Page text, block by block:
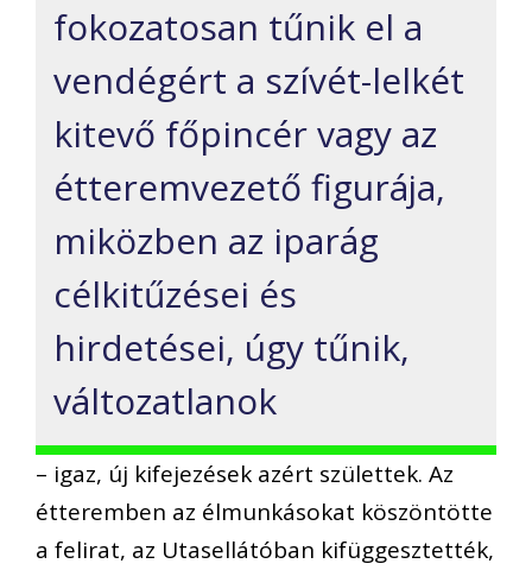
fokozatosan tűnik el a
vendégért a szívét-lelkét
kitevő főpincér vagy az
étteremvezető figurája,
miközben az iparág
célkitűzései és
hirdetései, úgy tűnik,
változatlanok
– igaz, új kifejezések azért születtek. Az
étteremben az élmunkásokat köszöntötte
a felirat, az Utasellátóban kifüggesztették,